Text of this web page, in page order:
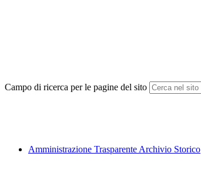
Campo di ricerca per le pagine del sito
Amministrazione Trasparente Archivio Storico